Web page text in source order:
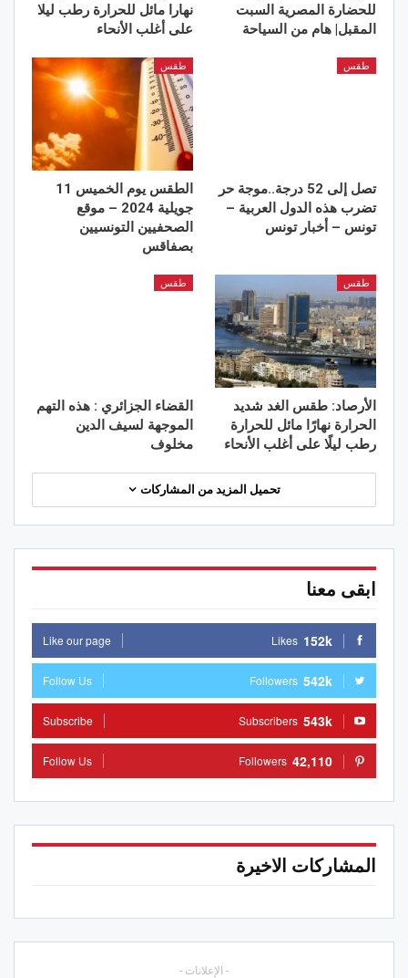
للحضارة المصرية السبت
المقبل| هام من السياحة
نهارا مائل للحرارة رطب ليلا
على أغلب الأنحاء
طقس
تصل إلى 52 درجة..موجة حر
تضرب هذه الدول العربية –
تونس – أخبار تونس
طقس
الطقس يوم الخميس 11
جويلية 2024 – موقع
الصحفيين التونسيين
بصفاقس
طقس
الأرصاد: طقس الغد شديد
الحرارة نهارًا مائل للحرارة
رطب ليلًا على أغلب الأنحاء
طقس
القضاء الجزائري : هذه التهم
الموجهة لسيف الدين
مخلوف
تحميل المزيد من المشاركات
ابقى معنا
152k
Likes
Like our page
542k
Followers
Follow Us
543k
Subscribers
Subscribe
42,110
Followers
Follow Us
المشاركات الاخيرة
- الإعلانات -